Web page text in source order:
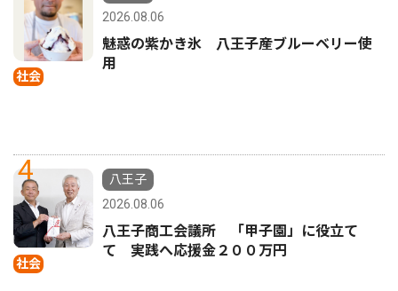
社会
2026.08.06
魅惑の紫かき氷 八王子産ブルーベリー使
用
4
社会
八王子
2026.08.06
八王子商工会議所 「甲子園」に役立て
て 実践へ応援金２００万円